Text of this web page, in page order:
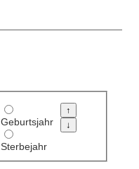
Geburtsjahr
Sterbejahr